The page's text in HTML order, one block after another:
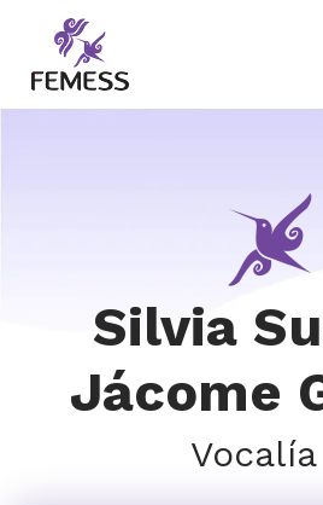
content
Femess
Federación Mexicana de Educación Sexual y Sexología, A.C.
Silvia
Jácome